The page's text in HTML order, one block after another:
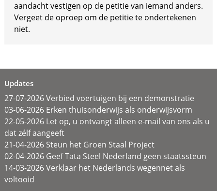
aandacht vestigen op de petitie van iemand anders.
Vergeet de oproep om de petitie te ondertekenen
niet.
Updates
27-07-2026 Verbied voertuigen bij een demonstratie
03-06-2026 Erken thuisonderwijs als onderwijsvorm
22-05-2026 Let op, u ontvangt alleen e-mail van ons als u
dat zélf aangeeft
21-04-2026 Steun het Groen Staal Project
02-04-2026 Geef Tata Steel Nederland geen staatssteun
14-03-2026 Verklaar het Nederlands wegennet als
voltooid